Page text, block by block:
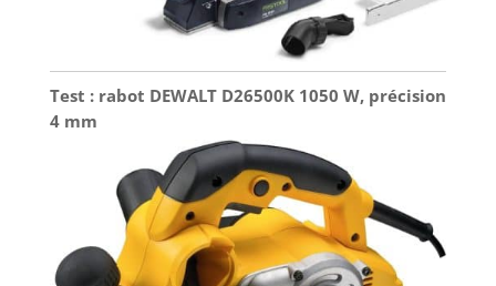
Test : rabot DEWALT D26500K 1050 W, précision
4 mm